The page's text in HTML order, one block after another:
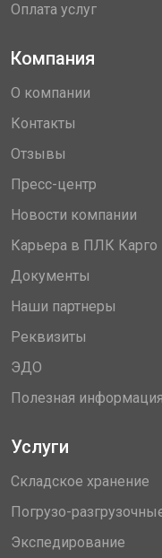
Оплата услуг
Компания
О компании
Контакты
Отзывы
Пресс-центр
Новости компании
Карьера в ПЛК Карго
Документы
Наши партнеры
Реквизиты
ЭДО
Полезная информация
Услуги
Складское хранение
Погрузо-
Экспедирование